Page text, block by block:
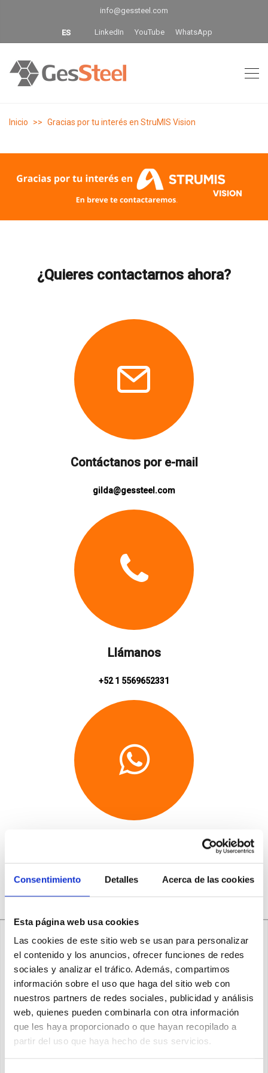
Consentimiento Detalles Acerca de las cookies
Esta página web usa cookies
Las cookies de este sitio web se usan para personalizar
el contenido y los anuncios, ofrecer funciones de redes
sociales y analizar el tráfico. Además, compartimos
información sobre el uso que haga del sitio web con
nuestros partners de redes sociales, publicidad y análisis
web, quienes pueden combinarla con otra información
que les haya proporcionado o que hayan recopilado a
partir del uso que haya hecho de sus servicios.
info@gessteel.com
ES LinkedIn YouTube WhatsApp
Inicio Gracias por tu interés en StruMIS Vision
¿Quieres contactarnos ahora?
Contáctanos por e-mail
gilda@gessteel.com
Llámanos
+52 1 5569652331
Escríbenos por WhatsApp
Política de privacidad:
En GESSTEEL respetamos su información personal y en vista de
cumplir con las políticas de seguridad respectivas concernientes a
todo sitio web, que deberían ser obligatorias, informo a ustedes lo
siguiente.